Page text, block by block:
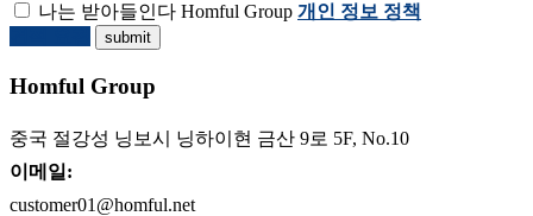
나는 받아들인다 Homful Group 개인 정보 정책
Homful Group
중국 절강성 닝보시 닝하이현 금산 9로 5F, No.10
이메일:
customer01@homful.net